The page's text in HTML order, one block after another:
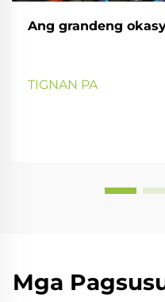
Ang grandeng
TIGNAN PA
Mga